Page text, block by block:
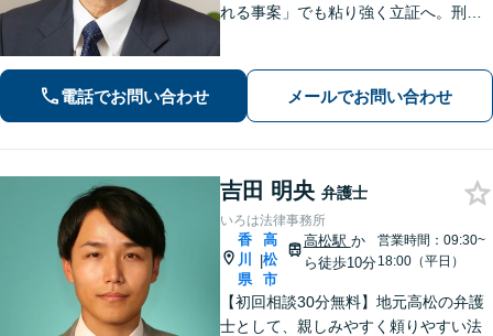
れる事案」でも粘り強く立証へ。刑事
対応。丁寧な説明とヒアリングで、問
題解決に尽力します。
電話でお問い合わせ メールでお問い合わせ
吉田 明央 弁護士
いろは法律事務所
香
川
県
|
高
松
市
高松駅 か
ら徒歩10分
営業時間：09:30~
18:00（平日）
【初回相談30分無料】地元高松の弁護
士として、親しみやすく頼りやすい法